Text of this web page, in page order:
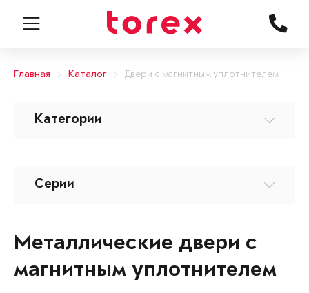
Главная Каталог Двери с магнитным уплотнителем
Категории
Серии
Металлические двери с
магнитным уплотнителем